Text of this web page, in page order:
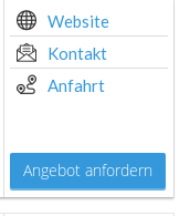
Website
Kontakt
Anfahrt
Angebot anfordern